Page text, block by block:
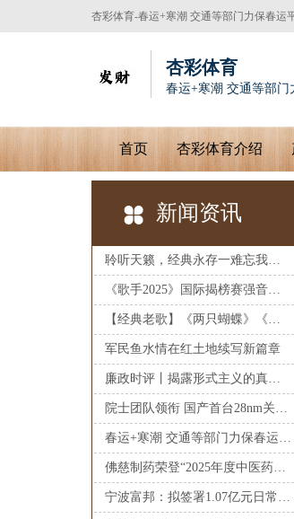
杏彩体育-春运+寒潮 交通等部门力保春运
杏彩体育
春运+寒潮 交通等部门
首页 杏彩体育介绍
新闻资讯
聆听天籁，经典永存一难忘我们曾经听唱过的经典怀旧抒情歌曲
《歌手2025》国际揭榜赛强音来袭，李佳薇艾莉西亚惊艳亮相
【经典老歌】《两只蝴蝶》《心雨》《涛声依旧》《窗外》《晚秋》《梦里水乡》
军民鱼水情在红土地续写新篇章
廉政时评丨揭露形式主义的真实“画像”
院士团队领衔 国产首台28nm关键尺寸电子束量测量产设备出机
春运+寒潮 交通等部门力保春运平安顺畅
佛慈制药荣登“2025年度中医药企业新媒体影响力十强”
宁波富邦：拟签署1.07亿元日常关联交易合同